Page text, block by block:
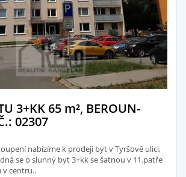
3+KK 65 m², BEROUN-
02307
nabízíme k prodeji byt v Tyršově ulici,
se o slunný byt 3+kk se šatnou v 11.patře
v centru..